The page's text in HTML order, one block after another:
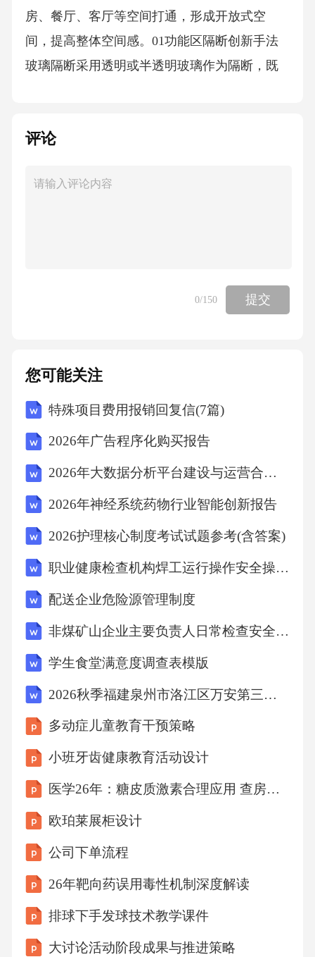
房、餐厅、客厅等空间打通，形成开放式空
间，提高整体空间感。01功能区隔断创新手法
玻璃隔断采用透明或半透明玻璃作为隔断，既
断，既能满足功能需求，又能增加空间层次
的变化，来区分不同功能区域，既美观又实
漆、包裹等方式进行美化处理，使其与室内风
格相协调。管道美化在吊顶、墙面等位置巧妙
桌椅做旧木质书柜经典复古留声机选择复古风
格强烈的皮质沙发，增加空间的历史感和厚重
感。利用铁艺材质的桌椅，展现工业风格的粗
造出复古的读书氛围。点缀经典的复古留声
机，提升空间的艺术品味。暴露灯泡吊灯利用
暴露灯泡的吊灯，营造工业风格的粗犷氛围。0
1铁艺壁灯选择铁艺材质的壁灯，增加空间的工
灯，柔和工业风格的硬朗线条。03射灯与筒灯
利用射灯和筒灯的光影效果，突显工业风格的
层次感。04工业风灯具搭配原则利用仪表盘和
罗盘等机械元素，营造出复古的工业氛围。仪
表盘与罗盘摆放钢铁雕塑艺术品，彰显工业风
格的粗犷与力量。钢铁雕塑艺术品01020304将
机械齿轮作为装饰元素，展现工业风格的机械
美感。机械齿轮装置在墙面上悬挂工业风格的
画机械元素装饰品应用06施工注意事项尽可能
将管线隐藏在墙壁、地板或天花板内，避免外
露管线破坏整体美感。隐藏管线在管线排布
时，应考虑其走向和交叉点，避免杂乱无章，
保持整体美观。管线走向设计选择与工业风格
相匹配的管线颜色，如黑色、铁锈色等，以增
评论
0/150 提交
您可能关注
特殊项目费用报销回复信(7篇)
2026年广告程序化购买报告
2026年大数据分析平台建设与运营合同三篇
2026年神经系统药物行业智能创新报告
2026护理核心制度考试试题参考(含答案)
职业健康检查机构焊工运行操作安全操作规程
配送企业危险源管理制度
非煤矿山企业主要负责人日常检查安全操作规程
学生食堂满意度调查表模版
2026秋季福建泉州市洛江区万安第三中心幼儿园招聘教师考前冲刺试卷含完整答案详解（考点梳理）
多动症儿童教育干预策略
小班牙齿健康教育活动设计
医学26年：糖皮质激素合理应用 查房课件
欧珀莱展柜设计
公司下单流程
26年靶向药误用毒性机制深度解读
排球下手发球技术教学课件
大讨论活动阶段成果与推进策略